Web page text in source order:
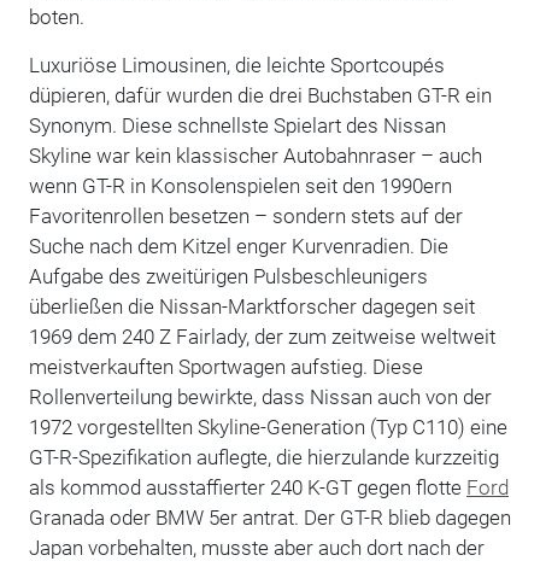
boten.
Luxuriöse Limousinen, die leichte Sportcoupés
düpieren, dafür wurden die drei Buchstaben GT-R ein
Synonym. Diese schnellste Spielart des Nissan
Skyline war kein klassischer Autobahnraser – auch
wenn GT-R in Konsolenspielen seit den 1990ern
Favoritenrollen besetzen – sondern stets auf der
Suche nach dem Kitzel enger Kurvenradien. Die
Aufgabe des zweitürigen Pulsbeschleunigers
überließen die Nissan-Marktforscher dagegen seit
1969 dem 240 Z Fairlady, der zum zeitweise weltweit
meistverkauften Sportwagen aufstieg. Diese
Rollenverteilung bewirkte, dass Nissan auch von der
1972 vorgestellten Skyline-Generation (Typ C110) eine
GT-R-Spezifikation auflegte, die hierzulande kurzzeitig
als kommod ausstaffierter 240 K-GT gegen flotte Ford
Granada oder BMW 5er antrat. Der GT-R blieb dagegen
Japan vorbehalten, musste aber auch dort nach der